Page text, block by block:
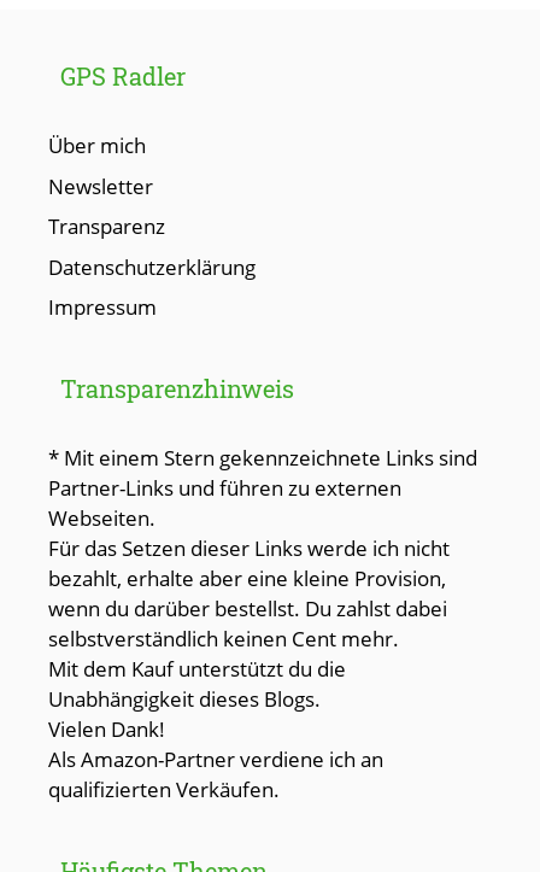
GPS Radler
Über mich
Newsletter
Transparenz
Datenschutzerklärung
Impressum
Transparenzhinweis
* Mit einem Stern gekennzeichnete Links sind
Partner-Links und führen zu externen
Webseiten.
Für das Setzen dieser Links werde ich nicht
bezahlt, erhalte aber eine kleine Provision,
wenn du darüber bestellst. Du zahlst dabei
selbstverständlich keinen Cent mehr.
Mit dem Kauf unterstützt du die
Unabhängigkeit dieses Blogs.
Vielen Dank!
Als Amazon-Partner verdiene ich an
qualifizierten Verkäufen.